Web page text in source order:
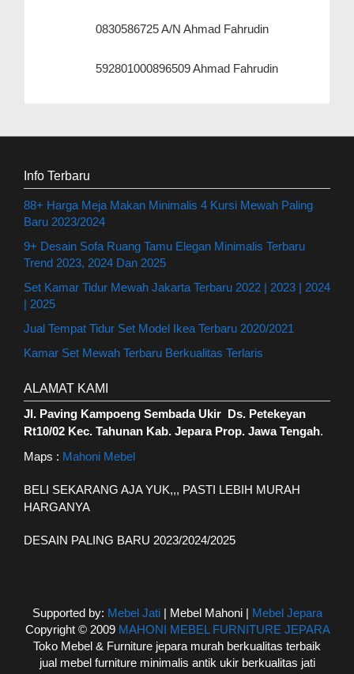
0830586725 A/N Ahmad Fahrudin
592801000896509 Ahmad Fahrudin
Info Terbaru
88+ Harga Meja Makan Minimalis 4 Kursi Mewah Paling
Baru 2023/2024
9+ Desain Sofa Ruang Tamu Elegan Minimalis Terbaru
Trend 2023, 2024 Dan 2025
Set Kamar Tidur Mewah Jakarta Terbaru 2022 | 2023 | 2024
| 2025
Jual Tempat Tidur Set Model Ikea Terbaru 2020/2021
Kamar Set Mewah Terbaru Berkualitas Terlaris
ALAMAT KAMI
Jl. Paving Kampoeng Sembada Ukir Ds. Petekeyan
Rt10/02 Kec. Tahunan Kab. Jepara Prop. Jawa Tengah.
Maps : Mahoni Mebel
BELI SEKARANG AJA YUK,,, PASTI LEBIH MURAH
HARGANYA
DESAIN PALING BARU 2023/2024/2025
Supported by: Mebel Jati| Mebel Mahoni | Mebel Jepara
Copyright © 2009 MAHONI MEBEL FURNITURE JEPARA
Toko Mebel & Furniture jepara murah berkualitas terbaik
jual mebel furniture minimalis antik ukir berkualitas jati